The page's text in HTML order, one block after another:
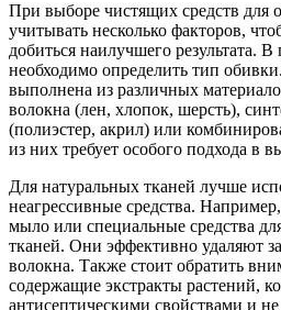
При выборе чистящих средств для
учитывать несколько факторов,
добиться наилучшего результата.
необходимо определить тип
выполнена из различных
волокна (лен, хлопок, шерсть),
(полиэстер, акрил) или
из них требует особого подхода в
Для натуральных тканей лучше
неагрессивные средства.
мыло или специальные средства
тканей. Они эффективно удаляют
волокна. Также стоит обратить
содержащие экстракты растений,
антисептическими свойствами и